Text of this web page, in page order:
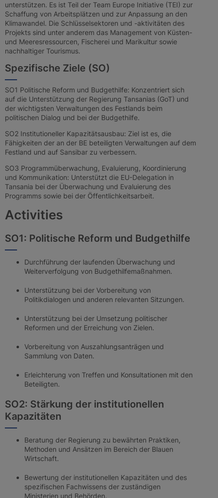
unterstützen. Es ist Teil der Team Europe Initiative (TEI) zur
Schaffung von Arbeitsplätzen und zur Anpassung an den
Klimawandel. Die Schlüsselsektoren und -aktivitäten des
Projekts sind unter anderem das Management von Küsten-
und Meeresressourcen, Fischerei und Marikultur sowie
nachhaltiger Tourismus.
Spezifische Ziele (SO)
SO1 Politische Reform und Budgethilfe: Konzentriert sich
auf die Unterstützung der Regierung Tansanias (GoT) und
der wichtigsten Verwaltungen des Festlands beim
politischen Dialog und bei der Budgethilfe.
SO2 Institutioneller Kapazitätsausbau: Ziel ist es, die
Fähigkeiten der an der BE beteiligten Verwaltungen auf dem
Festland und auf Sansibar zu verbessern.
SO3 Programmüberwachung, Evaluierung, Koordinierung
und Kommunikation: Unterstützt die EU-Delegation in
Tansania bei der Überwachung und Evaluierung des
Programms sowie bei der Öffentlichkeitsarbeit.
Activities
SO1: Politische Reform und Budgethilfe
Durchführung der laufenden Überwachung und
Weiterverfolgung von Budgethilfemaßnahmen.
Unterstützung bei der Vorbereitung von
Politikdialogen und anderen relevanten Sitzungen.
Unterstützung bei der Umsetzung politischer
Reformen und der Erreichung von Zielen.
Vorbereitung von Auszahlungsanträgen und
Sammlung von Daten.
Erleichterung von Treffen und Konsultationen mit den
Beteiligten.
SO2: Stärkung der institutionellen
Kapazitäten
Beratung der Regierung zu bewährten Praktiken,
Methoden und Ansätzen im Bereich der Blauen
Wirtschaft.
Bewertung der institutionellen Kapazitäten und des
spezifischen Fachwissens der zuständigen
Ministerien und Behörden.